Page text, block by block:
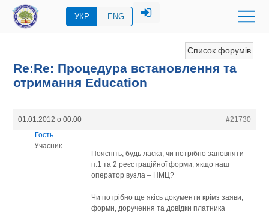
УКР ENG
Список форумів
Re:Re: Процедура встановлення та
отримання Education
01.01.2012 о 00:00
#21730
Гость
Учасник
Поясніть, будь ласка, чи потрібно заповняти
п.1 та 2 реєстраційної форми, якщо наш
оператор вузла – НМЦ?
Чи потрібно ще якісь документи крімз заяви,
форми, доручення та довідки платника